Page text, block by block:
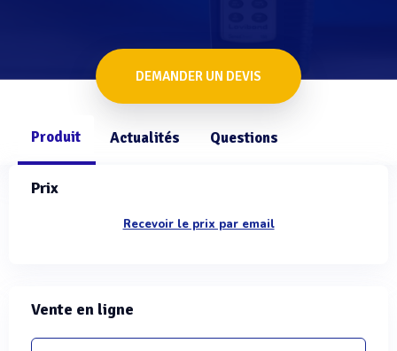
DEMANDER UN DEVIS
Produit Actualités Questions
Prix
Recevoir le prix par email
Vente en ligne